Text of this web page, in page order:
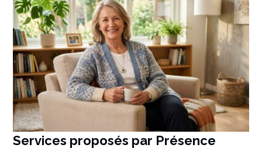
Services proposés par Présence